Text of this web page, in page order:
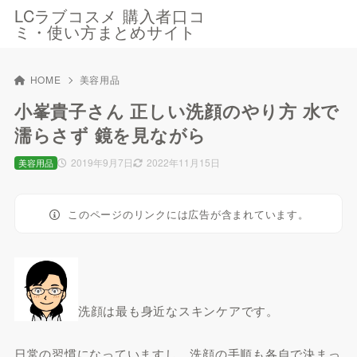
LCラブコスメ 購入者口コ
ミ・使い方まとめサイト
HOME 美容用品
小峯貴子さん 正しい洗顔のやり方 水で
濡らさず 鏡を見ながら
2019年9月7日 2022年11月15日
美容用品
このページのリンクには広告が含まれています。
洗顔は最も身近なスキンケアです。
日常の習慣になっていますし、洗顔の手順も各自で決まっ